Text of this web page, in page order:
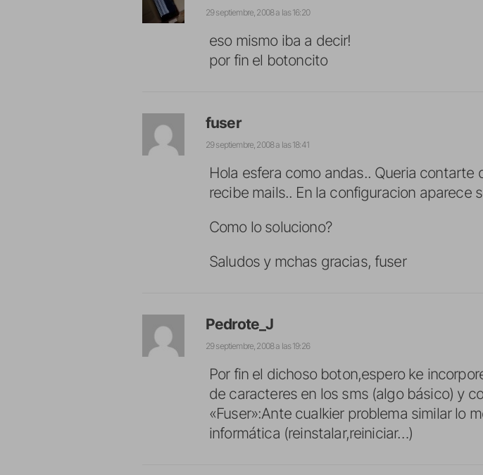
29 septiembre, 2008 a las 16:20
eso mismo iba a decir!
por fin el botoncito
fuser
29 septiembre, 2008 a las 18:41
Hola esfera como andas.. Queria contarte
recibe mails.. En la configuracion aparece
Como lo soluciono?
Saludos y mchas gracias, fuser
Pedrote_J
29 septiembre, 2008 a las 19:26
Por fin el dichoso boton,espero ke
de caracteres en los sms (algo básico) y
«Fuser»:Ante cualkier problema similar lo
informática (reinstalar,reiniciar…)